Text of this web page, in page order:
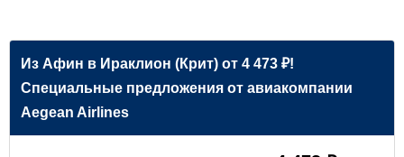
Из Афин в Ираклион (Крит) от 4 473 ₽!
Специальные предложения от авиакомпании
Aegean Airlines